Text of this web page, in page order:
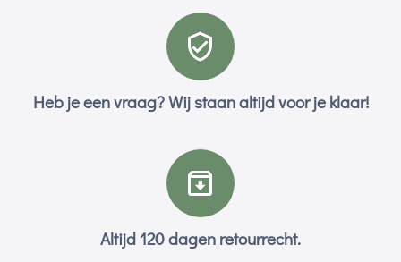
Heb je een vraag? Wij staan altijd voor je klaar!
Altijd 120 dagen retourrecht.